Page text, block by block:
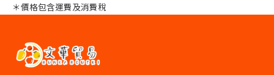
＊價格包含運費及消費稅